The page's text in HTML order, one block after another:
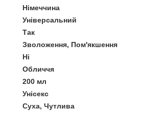
Німеччина
Універсальний
Так
Зволоження, Пом'якшення
Ні
Обличчя
200 мл
Унісекс
Суха, Чутлива